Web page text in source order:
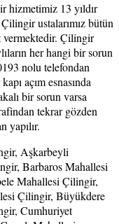
13 yıldır
ustalarımız bütün
vermektedir. Çilingir
her hangi bir sorun
nolu telefondan
açım esnasında
bir sorun varsa
tekrar gözden
yapılır.
Aşkarbeyli
Barbaros Mahallesi
Mahallesi Çilingir,
Çilingir, Büyükdere
Cumhuriyet